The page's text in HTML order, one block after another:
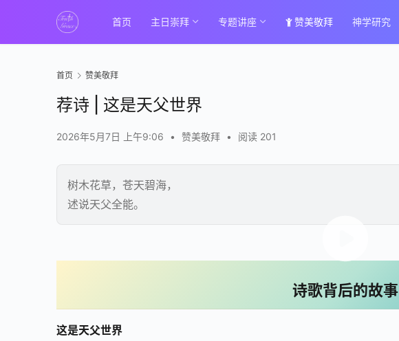
首页 主日崇拜 专题讲座 赞美敬拜 神学研究
首页 赞美敬拜
荐诗 | 这是天父世界
2026年5月7日 上午9:06 • 赞美敬拜 • 阅读 201
树木花草，苍天碧海，
述说天父全能。
00:00 / 03:33
诗歌背后的故事
这是天父世界